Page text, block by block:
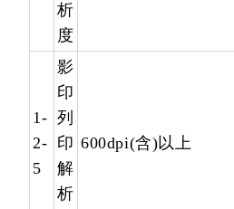
析
度
1-
2-
5
影
印
列
印
解
析
600dpi(含)以上